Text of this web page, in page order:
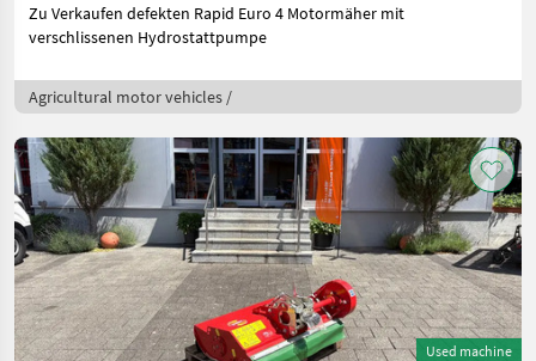
Zu Verkaufen defekten Rapid Euro 4 Motormäher mit
verschlissenen Hydrostattpumpe
Agricultural motor vehicles /
Used machine